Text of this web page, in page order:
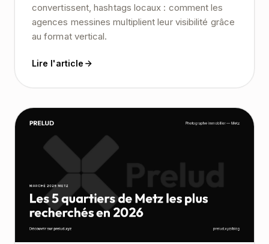
convertissent, hashtags locaux : comment les
agences messines multiplient leur visibilité grâce
au format vertical.
Lire l'article